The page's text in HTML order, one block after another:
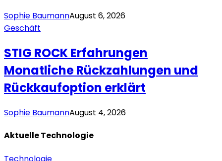
Sophie BaumannAugust 6, 2026
Geschäft
STIG ROCK Erfahrungen
Monatliche Rückzahlungen und
Rückkaufoption erklärt
Sophie BaumannAugust 4, 2026
AktuelleTechnologie
Technologie